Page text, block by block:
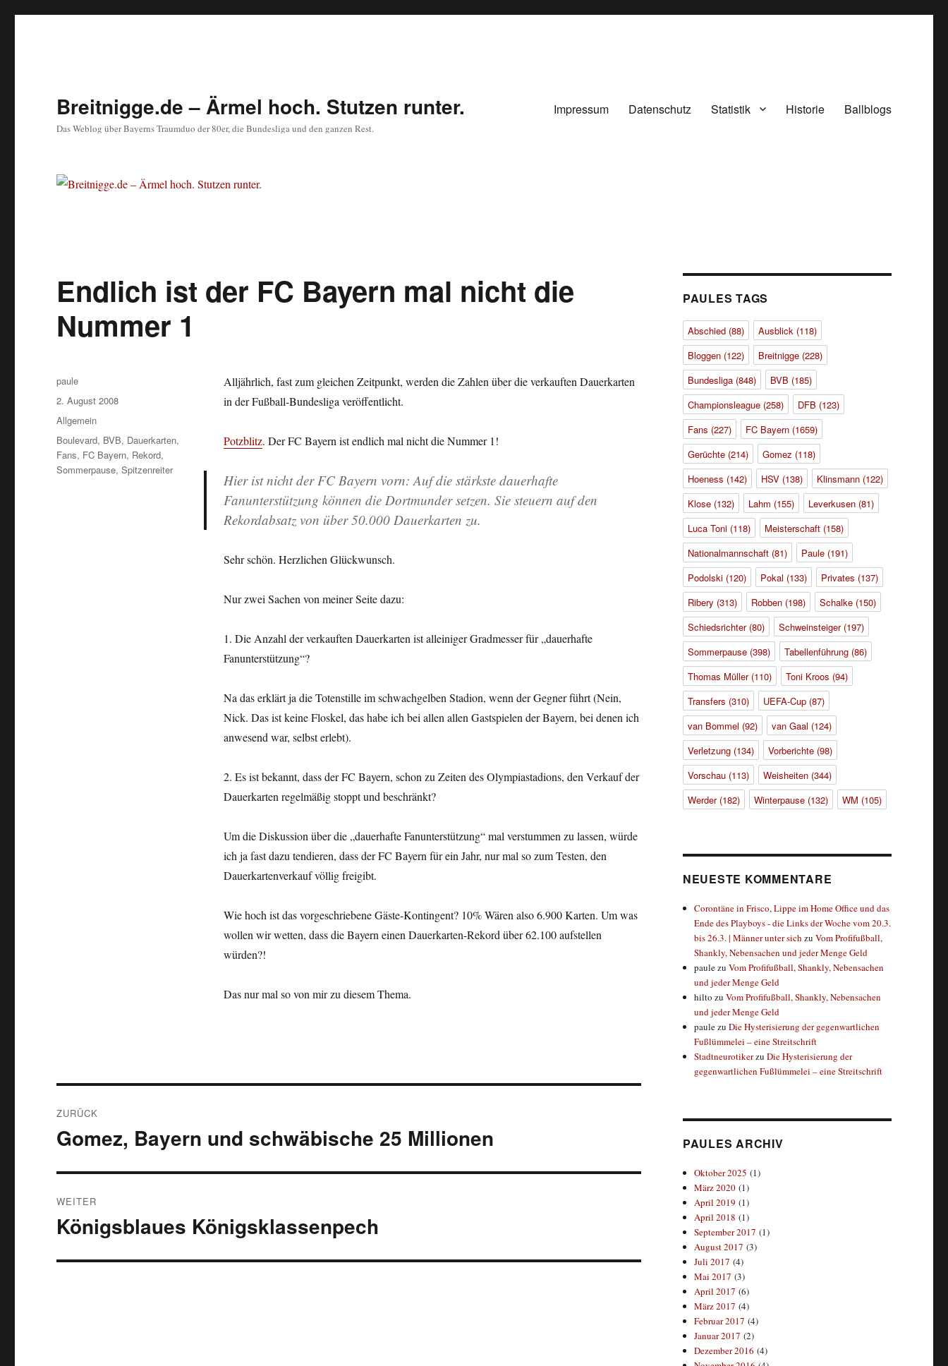
Breitnigge.de – Ärmel hoch. Stutzen runter.
Das Weblog über Bayerns Traumduo der 80er, die Bundesliga und den ganzen Rest.
Impressum Datenschutz Statistik Historie Ballblogs
Endlich ist der FC Bayern mal nicht die
Nummer 1
Alljährlich, fast zum gleichen Zeitpunkt, werden die Zahlen über die verkauften Dauerkarten
in der Fußball-Bundesliga veröffentlicht.
Potzblitz. Der FC Bayern ist endlich mal nicht die Nummer 1!
Hier ist nicht der FC Bayern vorn: Auf die stärkste dauerhafte
Fanunterstützung können die Dortmunder setzen. Sie steuern auf den
Rekordabsatz von über 50.000 Dauerkarten zu.
Sehr schön. Herzlichen Glückwunsch.
Nur zwei Sachen von meiner Seite dazu:
1. Die Anzahl der verkauften Dauerkarten ist alleiniger Gradmesser für „dauerhafte
Fanunterstützung“?
Na das erklärt ja die Totenstille im schwachgelben Stadion, wenn der Gegner führt (Nein,
Nick. Das ist keine Floskel, das habe ich bei allen allen Gastspielen der Bayern, bei denen ich
anwesend war, selbst erlebt).
2. Es ist bekannt, dass der FC Bayern, schon zu Zeiten des Olympiastadions, den Verkauf der
Dauerkarten regelmäßig stoppt und beschränkt?
Um die Diskussion über die „dauerhafte Fanunterstützung“ mal verstummen zu lassen, würde
ich ja fast dazu tendieren, dass der FC Bayern für ein Jahr, nur mal so zum Testen, den
Dauerkartenverkauf völlig freigibt.
Wie hoch ist das vorgeschriebene Gäste-Kontingent? 10% Wären also 6.900 Karten. Um was
wollen wir wetten, dass die Bayern einen Dauerkarten-Rekord über 62.100 aufstellen
würden?!
Das nur mal so von mir zu diesem Thema.
Autor
paule
Veröffentlicht
am
2. August 2008
Kategorien
Allgemein
Schlagwörter
Boulevard, BVB, Dauerkarten,
Fans, FC Bayern, Rekord,
Sommerpause,Spitzenreiter
ZURÜCK
Vorheriger
Gomez, Bayern und schwäbische 25 Millionen
WEITER
Nächster
Königsblaues Königsklassenpech
PAULES TAGS
Abschied(88) Ausblick(118)
Bloggen(122) Breitnigge(228)
Bundesliga(848) BVB (185)
Championsleague(258) DFB (123)
Fans (227) FC Bayern(1659)
Gerüchte(214) Gomez (118)
Hoeness (142) HSV(138) Klinsmann(122)
Klose(132) Lahm (155) Leverkusen(81)
Luca Toni(118) Meisterschaft(158)
Nationalmannschaft(81) Paule(191)
Podolski(120) Pokal (133) Privates (137)
Ribery (313) Robben(198) Schalke(150)
Schiedsrichter(80) Schweinsteiger(197)
Sommerpause(398) Tabellenführung(86)
Thomas Müller(110) Toni Kroos (94)
Transfers (310) UEFA-Cup(87)
van Bommel (92) van Gaal (124)
Verletzung(134) Vorberichte(98)
Vorschau(113) Weisheiten(344)
Werder(182) Winterpause(132) WM (105)
NEUESTE KOMMENTARE
Corontäne in Frisco, Lippe im Home Office und das
Ende des Playboys - die Links der Woche vom 20.3.
bis 26.3. | Männer unter sich zuVom Profifußball,
Shankly, Nebensachen und jeder Menge Geld
paulezuVom Profifußball, Shankly, Nebensachen
und jeder Menge Geld
hilto zuVom Profifußball, Shankly, Nebensachen
und jeder Menge Geld
paulezuDie Hysterisierung der gegenwartlichen
Fußlümmelei – eine Streitschrift
StadtneurotikerzuDie Hysterisierung der
gegenwartlichen Fußlümmelei – eine Streitschrift
PAULES ARCHIV
Oktober 2025 (1)
März 2020 (1)
April 2019 (1)
April 2018 (1)
September 2017 (1)
August 2017 (3)
Juli 2017 (4)
Mai 2017 (3)
April 2017 (6)
März 2017 (4)
Februar 2017 (4)
Januar 2017 (2)
Dezember 2016 (4)